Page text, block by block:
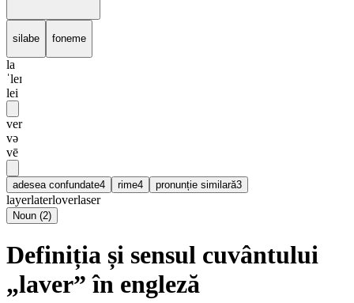
silabe foneme
la
ˈleɪ
lei
ver
və
vē
adesea confundate4 rime4 pronunție similară3
layerlaterloverlaser
Noun (2)
Definiția și sensul cuvântului
„laver” în engleză